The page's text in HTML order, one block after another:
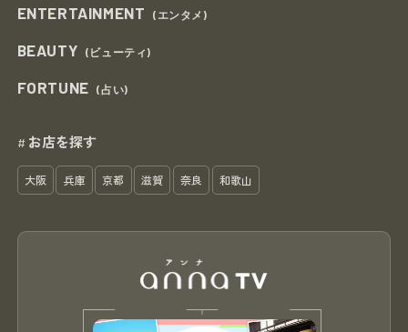
ENTERTAINMENT (エンタメ)
BEAUTY (ビューティ)
FORTUNE (占い)
# お店を探す
大阪 兵庫 京都 滋賀 奈良 和歌山